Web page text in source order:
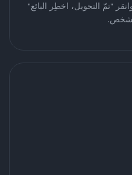
"تمّ التحويل، اخطِر البائع"